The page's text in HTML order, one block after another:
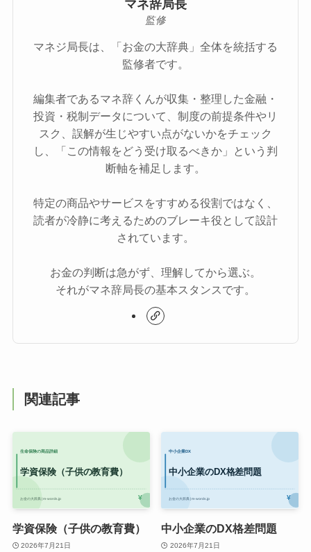
マネ辞局長
監修
マネジ局長は、「お金の大辞典」全体を統括する
監修者です。
編集者であるマネ辞くんが収集・整理した金融・
投資・税制データについて、制度の前提条件やリ
スク、誤解が生じやすい点がないかをチェック
し、「この情報をどう受け取るべきか」という判
断軸を補足します。
特定の商品やサービスをすすめる役割ではなく、
読者が冷静に考えるためのブレーキ役として設計
されています。
お金の判断は急がず、理解してから選ぶ。
それがマネ辞局長の基本スタンスです。
関連記事
学資保険（子供の教育費）
2026年7月21日
中小企業のDX格差問題
2026年7月21日